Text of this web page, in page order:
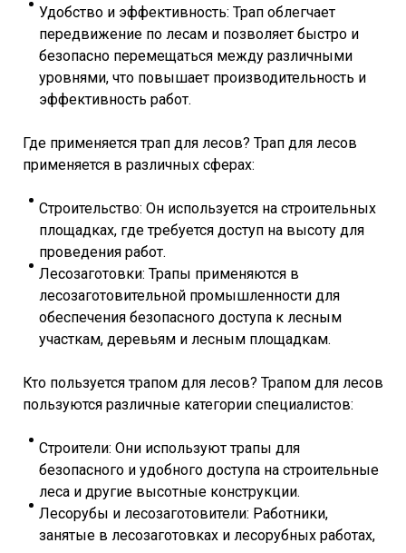
Удобство и эффективность: Трап облегчает
передвижение по лесам и позволяет быстро и
безопасно перемещаться между различными
уровнями, что повышает производительность и
эффективность работ.
Где применяется трап для лесов? Трап для лесов
применяется в различных сферах:
Строительство: Он используется на строительных
площадках, где требуется доступ на высоту для
проведения работ.
Лесозаготовки: Трапы применяются в
лесозаготовительной промышленности для
обеспечения безопасного доступа к лесным
участкам, деревьям и лесным площадкам.
Кто пользуется трапом для лесов? Трапом для лесов
пользуются различные категории специалистов:
Строители: Они используют трапы для
безопасного и удобного доступа на строительные
леса и другие высотные конструкции.
Лесорубы и лесозаготовители: Работники,
занятые в лесозаготовках и лесорубных работах,